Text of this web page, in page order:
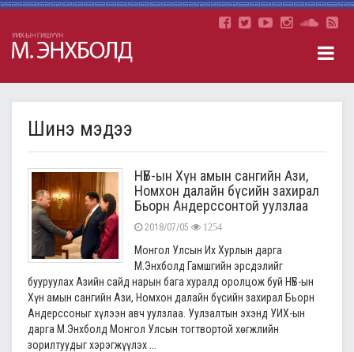
Шинэ мэдээ
НҮБ-ын Хүн амын сангийн Ази,
Номхон далайн бүсийн захирал
Бьорн Андерссонтой уулзлаа
2018/07/05 1254
Монгол Улсын Их Хурлын дарга
М.Энхболд Гамшгийн эрсдэлийг
бууруулах Азийн сайд нарын бага хуралд оролцож буй НҮБ-ын
Хүн амын сангийн Ази, Номхон далайн бүсийн захирал Бьорн
Андерссоныг хүлээн авч уулзлаа. Уулзалтын эхэнд УИХ-ын
дарга М.Энхболд Монгол Улсын тогтвортой хөгжлийн
зорилтуудыг хэрэгжүүлэх ...